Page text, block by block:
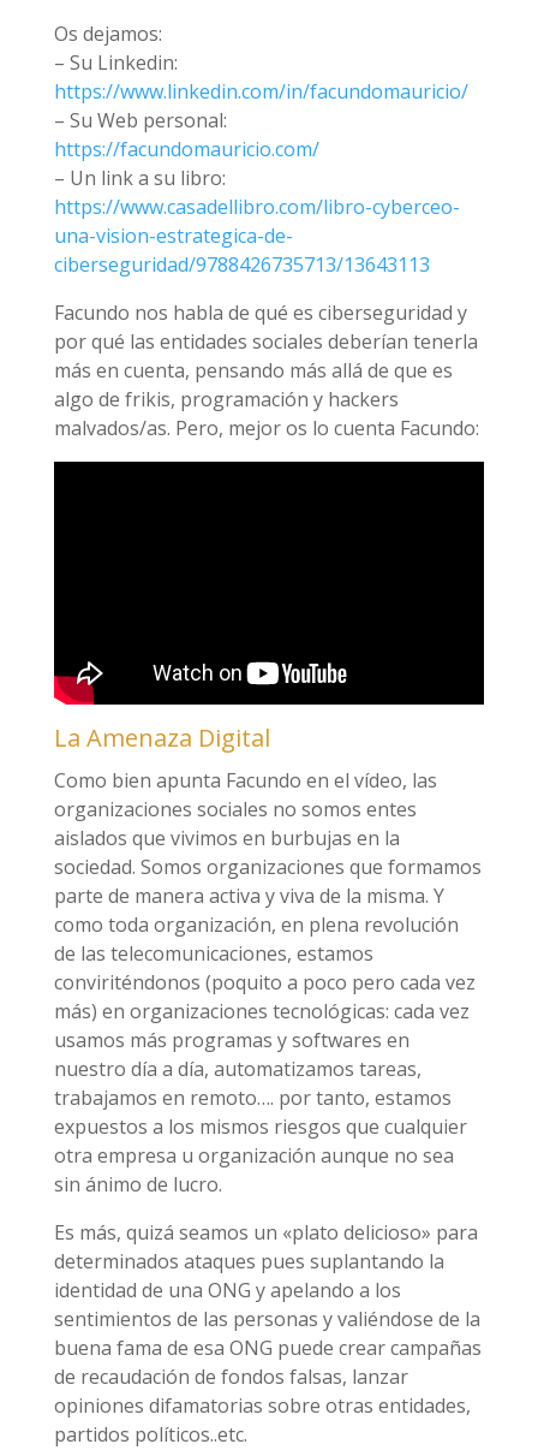
Os dejamos:
– Su Linkedin:
https://www.linkedin.com/in/facundomauricio/
– Su Web personal:
https://facundomauricio.com/
– Un link a su libro:
https://www.casadellibro.com/libro-cyberceo-
una-vision-estrategica-de-
ciberseguridad/9788426735713/13643113
Facundo nos habla de qué es ciberseguridad y
por qué las entidades sociales deberían tenerla
más en cuenta, pensando más allá de que es
algo de frikis, programación y hackers
malvados/as. Pero, mejor os lo cuenta Facundo:
La Amenaza Digital
Como bien apunta Facundo en el vídeo, las
organizaciones sociales no somos entes
aislados que vivimos en burbujas en la
sociedad. Somos organizaciones que formamos
parte de manera activa y viva de la misma. Y
como toda organización, en plena revolución
de las telecomunicaciones, estamos
conviriténdonos (poquito a poco pero cada vez
más) en organizaciones tecnológicas: cada vez
usamos más programas y softwares en
nuestro día a día, automatizamos tareas,
trabajamos en remoto…. por tanto, estamos
expuestos a los mismos riesgos que cualquier
otra empresa u organización aunque no sea
sin ánimo de lucro.
Es más, quizá seamos un «plato delicioso» para
determinados ataques pues suplantando la
identidad de una ONG y apelando a los
sentimientos de las personas y valiéndose de la
buena fama de esa ONG puede crear campañas
de recaudación de fondos falsas, lanzar
opiniones difamatorias sobre otras entidades,
partidos políticos..etc.